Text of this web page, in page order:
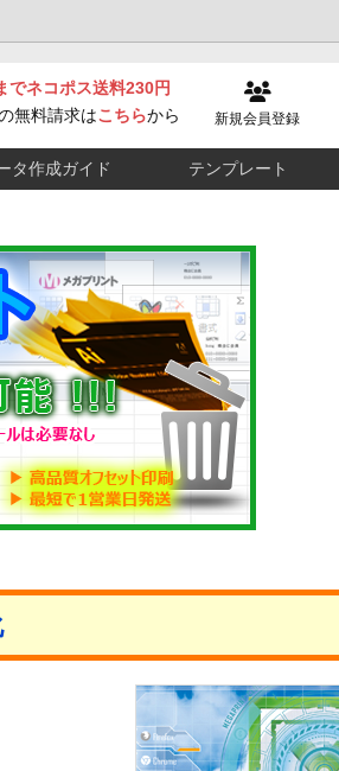
新規会員登録
でネコポス送料230円
無料請求はこちらから
タ作成ガイド テンプレート